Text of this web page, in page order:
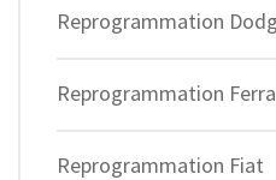
Reprogrammation
Reprogrammation
Reprogrammation Fiat